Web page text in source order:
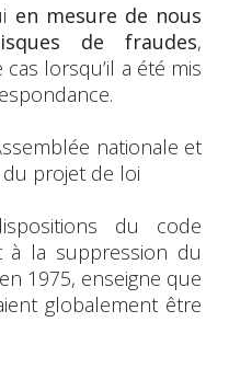
en mesure de nous
de fraudes,
cas lorsqu’il a été mis
nationale et
du projet de loi
du code
à la suppression du
1975, enseigne que
globalement être